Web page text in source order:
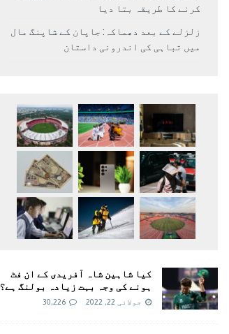
کرنے کا طریقہ بتا دیا
زلزلے کے بعد دھماکہ: جاپان کے شاپنگ مال
میں تباہی کی اندرونی داستان
کیا شاہین شاہ آفریدی کے ان فٹ
ہونے کی وجہ بہت زیادہ بولنگ ہے؟
جولائی 22, 2022 30,226